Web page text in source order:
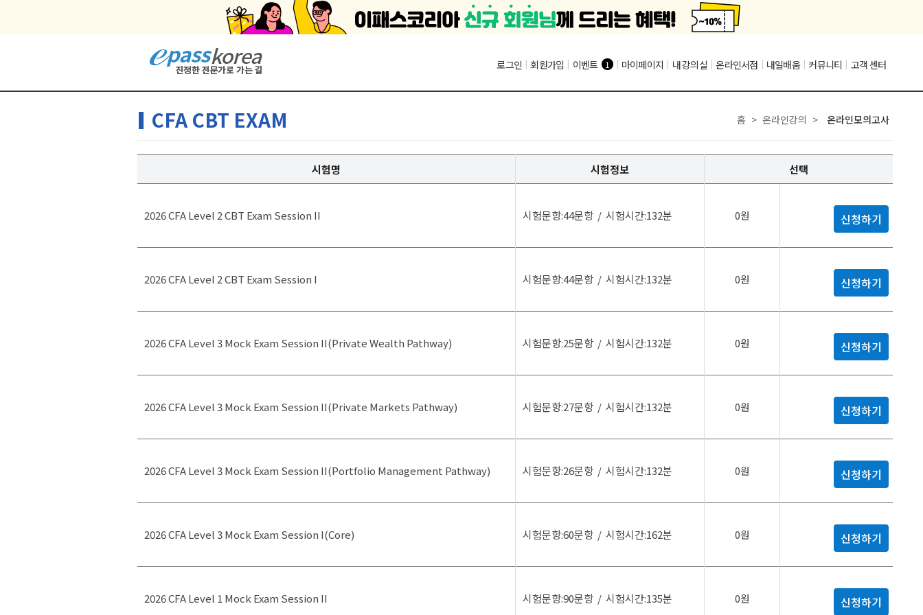
로그인 | 회원가입 | 이벤트 1 | 마이페이지 | 내 강의실 | 온라인서점 | 내일배움 | 커뮤니티 | 고객 센터
CFA CBT EXAM 홈 > 온라인강의 > 온라인모의고사
시험명 시험정보 선택
2026 CFA Level 2 CBT Exam Session II 시험문항:44문항 / 시험시간:132분 0원 신청하기
2026 CFA Level 2 CBT Exam Session I 시험문항:44문항 / 시험시간:132분 0원 신청하기
2026 CFA Level 3 Mock Exam Session II(Private Wealth Pathway) 시험문항:25문항 / 시험시간:132분 0원 신청하기
2026 CFA Level 3 Mock Exam Session II(Private Markets Pathway) 시험문항:27문항 / 시험시간:132분 0원 신청하기
2026 CFA Level 3 Mock Exam Session II(Portfolio Management Pathway) 시험문항:26문항 / 시험시간:132분 0원 신청하기
2026 CFA Level 3 Mock Exam Session I(Core) 시험문항:60문항 / 시험시간:162분 0원 신청하기
2026 CFA Level 1 Mock Exam Session II 시험문항:90문항 / 시험시간:135분 0원 신청하기